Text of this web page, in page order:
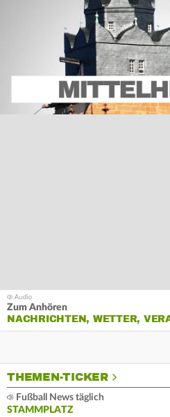
Zum Anhören
NACHRICHTEN, WETTER,
THEMEN-TICKER
Fußball News täglich
STAMMPLATZ